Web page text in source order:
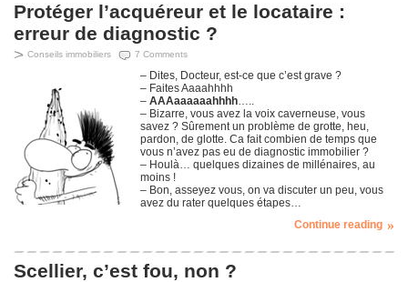
Protéger l’acquéreur et le locataire :
erreur de diagnostic ?
Conseils immobiliers 7 Comments
– Dites, Docteur, est-ce que c’est grave ?
– Faites Aaaahhhh
–AAAaaaaaahhhh…..
– Bizarre, vous avez la voix caverneuse, vous
savez ? Sûrement un problème de grotte, heu,
pardon, de glotte. Ca fait combien de temps que
vous n’avez pas eu de diagnostic immobilier ?
– Houlà… quelques dizaines de millénaires, au
moins !
– Bon, asseyez vous, on va discuter un peu, vous
avez du rater quelques étapes…
Continue reading
Scellier, c’est fou, non ?